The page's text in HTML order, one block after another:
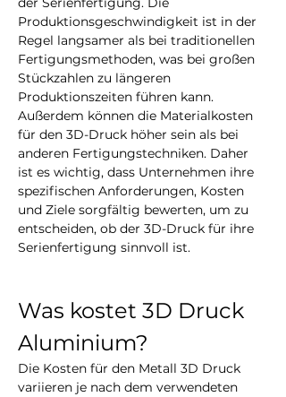
Produktionsgeschwindigkeit ist in der
Regel langsamer als bei traditionellen
Fertigungsmethoden, was bei großen
Stückzahlen zu längeren
Produktionszeiten führen kann.
Außerdem können die Materialkosten
für den 3D-Druck höher sein als bei
anderen Fertigungstechniken. Daher
ist es wichtig, dass Unternehmen ihre
spezifischen Anforderungen, Kosten
und Ziele sorgfältig bewerten, um zu
entscheiden, ob der 3D-Druck für ihre
Serienfertigung sinnvoll ist.
Was kostet 3D Druck
Aluminium?
Die Kosten für den Metall 3D Druck
variieren je nach dem verwendeten